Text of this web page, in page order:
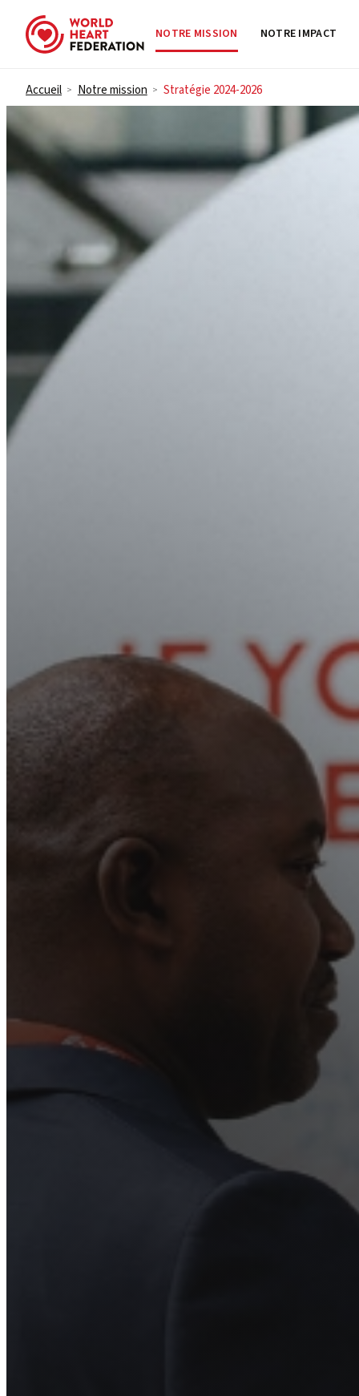
Skip to content
NOTRE MISSION NOTRE IMPACT
Accueil > Notre mission > Stratégie 2024-2026